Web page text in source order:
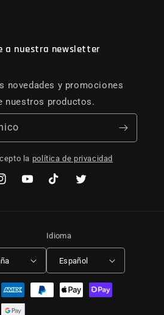
a nuestra newsletter
novedades y promociones
nuestros productos.
la política de privacidad
YouTubeTikTok Twitter
Idioma
Español